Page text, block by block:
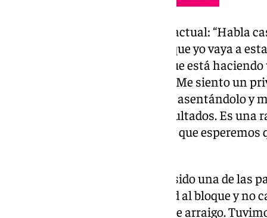
Poco habitual en el baloncesto actual: “Habla
jugadores y del staff que de mí, que yo vaya a
que un club tenga esa fe en lo que está
pero un grupo. Muy agradecido. Me siento un
poder seguir implementándolo, asentándolo y
Independientemente de los resultados. Es una
proyecto que se inició en 2022 y que
Continuidad del proyecto: “Ha sido una de las
principio. Buscar la continuidad al bloque y no
verano. Porque eso no genera ese arraigo.